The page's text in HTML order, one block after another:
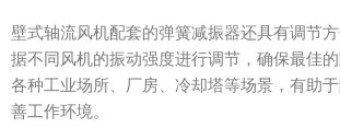
壁式轴流风机配套的弹簧减振器还具有调节
据不同风机的振动强度进行调节，确保最佳
各种工业场所、厂房、冷却塔等场景，有助
善工作环境。